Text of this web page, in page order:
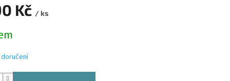
Kč / ks